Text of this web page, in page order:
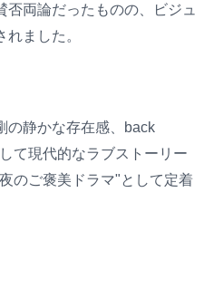
両論だったものの、ビジュ
ました。
の静かな存在感、back
て現代的なラブストーリー
のご褒美ドラマ"として定着